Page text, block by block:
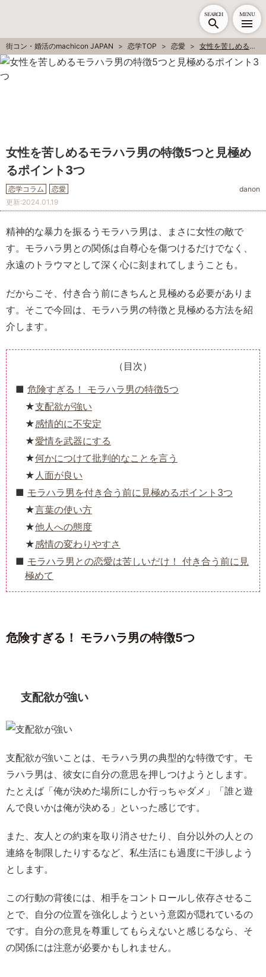
SEARCH MENU
街コン・婚活のmachicon JAPAN 恋学TOP 恋愛 女性を苦しめるモラハラ男の特徴5つと見極めるポイント3つ
女性を苦しめるモラハラ男の特徴5つと見極め
るポイント3つ
恋学コラム 恋愛
danon
更新:2024.01.19
精神的な暴力を振るうモラハラ男は、まさに女性の敵で
す。モラハラ男との関係は自尊心を傷つけるだけでなく、
永遠のトラウマとして深く心に刻まれてしまうことも。
だからこそ、付き合う前にきちんと見極める必要がありま
す。そこで今回は、モラハラ男の特徴と見極める方法を紹
介します。
（目次）
危険すぎる！ モラハラ男の特徴5つ
支配欲が強い
感情的に不安定
愛情を武器にする
何かにつけて批判的なことを言う
人面が良い
モラハラ男を付き合う前に見極めるポイント3つ
言葉の使い方
他人への態度
感情の変わりやすさ
モラハラ男との恋愛は苦しいだけ！ 付き合う前に見
極めて
危険すぎる！ モラハラ男の特徴5つ
支配欲が強い
支配欲が強いことは、モラハラ男の典型的な特徴です。モ
ラハラ男は、彼女に自分の意思を押しつけようとします。
たとえば「俺が決めた場所にしか行っちゃダメ」「誰と遊
んで良いかは俺が決める」といった感じです。
また、友人との約束を取り消させたり、自分以外の人との
連絡を制限したりするなど、私生活にも過度に干渉しよう
とします。
この行動の背後には、相手をコントロールし依存させるこ
とで、自分の位置を強化しようという意図が隠れているの
です。自分の意見を尊重してもらえないと感じるなら、そ
の関係には注意が必要かもしれません。